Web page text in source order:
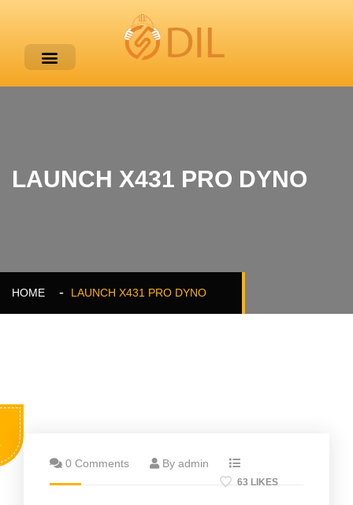
LAUNCH X431 PRO DYNO
HOME LAUNCH X431 PRO DYNO
0 Comments By admin
63 LIKES